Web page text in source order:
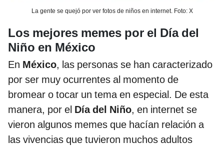
La gente se quejó por ver fotos de niños en internet. Foto: X
Los mejores memes por el Día del
Niño en México
En México, las personas se han caracterizado
por ser muy ocurrentes al momento de
bromear o tocar un tema en especial. De esta
manera, por el Día del Niño, en internet se
vieron algunos memes que hacían relación a
las vivencias que tuvieron muchos adultos